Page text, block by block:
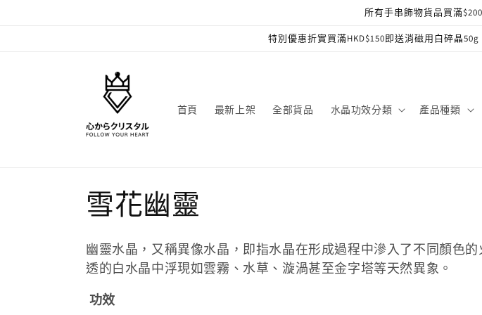
所有手串飾物貨品買滿
特別優惠折實買滿HKD$150即送消磁用白碎晶
首頁 最新上架 全部貨品 水晶功效分類 產品種類
商
品
系
雪花幽靈
幽靈水晶，又稱異像水晶，即指水晶在形成過程中滲入了不同顏色
透的白水晶中浮現如雲霧、水草、漩渦甚至金字塔等天然異象。
功效